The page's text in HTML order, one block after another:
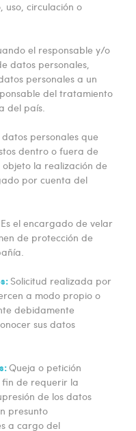
uso, circulación o
el responsable y/o
datos personales,
personales a un
del tratamiento
del país.
personales que
dentro o fuera de
la realización de
por cuenta del
Es el encargado de velar
de protección de
Solicitud realizada por
a modo propio o
debidamente
sus datos
Queja o petición
de requerir la
de los datos
presunto
a cargo del